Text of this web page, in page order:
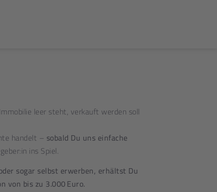
leer steht, verkauft werden soll
handelt – sobald Du uns einfache
ins Spiel.
sogar selbst erwerben, erhältst Du
von bis zu 3.000Euro.